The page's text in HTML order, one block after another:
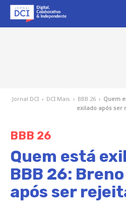
Jornal DCI › DCI Mais › BBB 26 › Quem
exilado após ser
BBB 26
Quem está
BBB 26:
após ser